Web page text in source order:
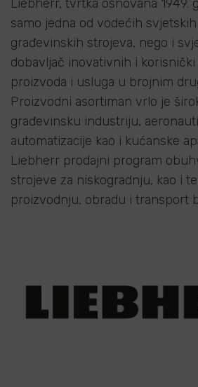
Liebherr, tvrtka osnovana 1949.
samo jedna od vodećih
građevinskih strojeva, nego i
dobavljač inovativnih i
proizvoda i usluga u brojnim
Proizvodni asortiman vrlo je
građevinsku industriju,
automatizacije kao i kućanske
Liebherr prodajni program
strojeve za niskogradnju, kao i
proizvodnju, obradu i transport